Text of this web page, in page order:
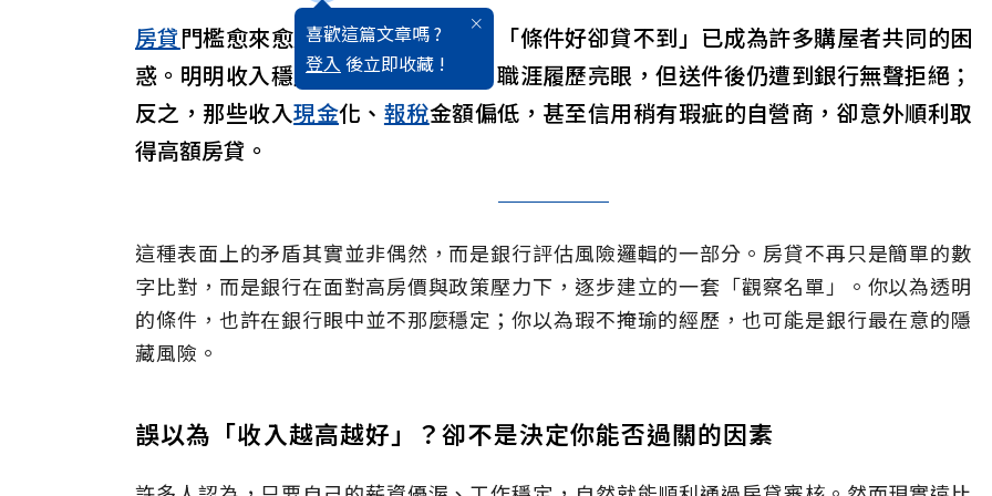
喜歡這篇文章嗎 ?
登入 後立即收藏 !
房貸門檻愈來愈嚴格的市場環境中，「條件好卻貸不到」已成為許多購屋者共同的困
惑。明明收入穩定、信用分數漂亮、職涯履歷亮眼，但送件後仍遭到銀行無聲拒絕；
反之，那些收入現金化、 報稅金額偏低，甚至信用稍有瑕疵的自營商，卻意外順利取
得高額房貸。
這種表面上的矛盾其實並非偶然，而是銀行評估風險邏輯的一部分。房貸不再只是簡單的數
字比對，而是銀行在面對高房價與政策壓力下，逐步建立的一套「觀察名單」。你以為透明
的條件，也許在銀行眼中並不那麼穩定；你以為瑕不掩瑜的經歷，也可能是銀行最在意的隱
藏風險。
誤以為「收入越高越好」？卻不是決定你能否過關的因素